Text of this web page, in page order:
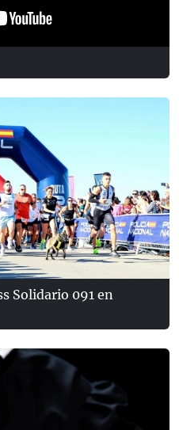
Solidario 091 en